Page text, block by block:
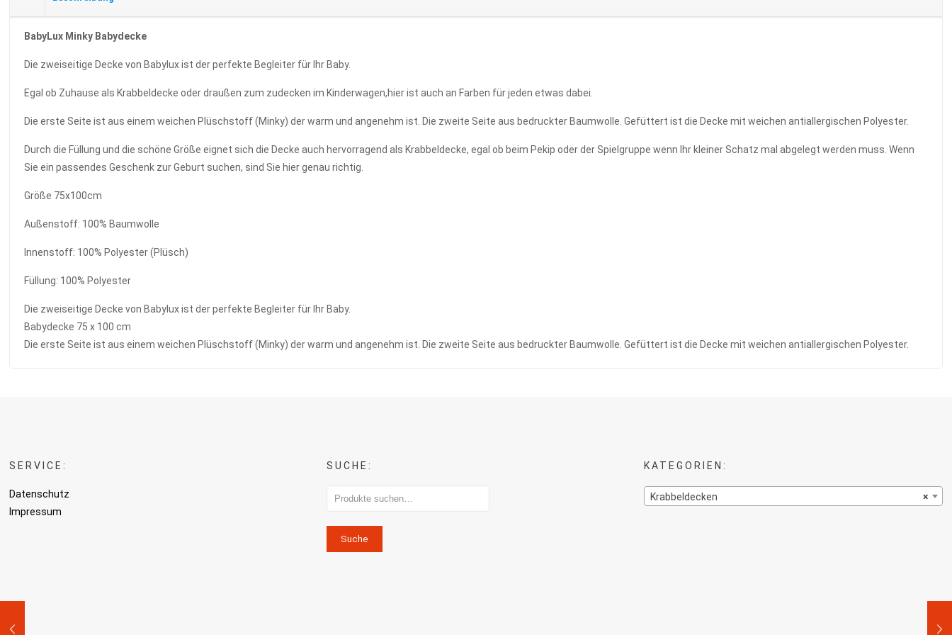
BabyLux Minky Babydecke
Die zweiseitige Decke von Babylux ist der perfekte Begleiter für Ihr Baby.
Egal ob Zuhause als Krabbeldecke oder draußen zum zudecken im Kinderwagen,hier ist auch an Farben für jeden etwas dabei.
Die erste Seite ist aus einem weichen Plüschstoff (Minky) der warm und angenehm ist. Die zweite Seite aus bedruckter Baumwolle. Gefüttert ist die Decke mit weichen antiallergischen Polyester.
Durch die Füllung und die schöne Größe eignet sich die Decke auch hervorragend als Krabbeldecke, egal ob beim Pekip oder der Spielgruppe wenn Ihr kleiner Schatz mal abgelegt werden muss. Wenn
Sie ein passendes Geschenk zur Geburt suchen, sind Sie hier genau richtig.
Größe 75x100cm
Außenstoff: 100% Baumwolle
Innenstoff: 100% Polyester (Plüsch)
Füllung: 100% Polyester
Die zweiseitige Decke von Babylux ist der perfekte Begleiter für Ihr Baby.
Babydecke 75 x 100 cm
Die erste Seite ist aus einem weichen Plüschstoff (Minky) der warm und angenehm ist. Die zweite Seite aus bedruckter Baumwolle. Gefüttert ist die Decke mit weichen antiallergischen Polyester.
SERVICE:
Datenschutz
Impressum
SUCHE:
Suche
KATEGORIEN:
×
Krabbeldecken